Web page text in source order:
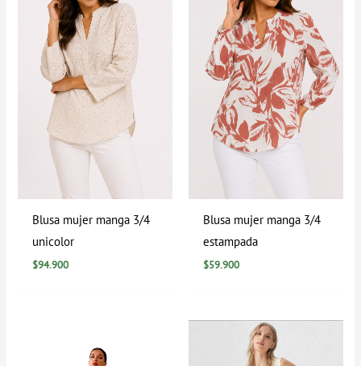
Blusa mujer manga 3/4
unicolor
$94.900
Blusa mujer manga 3/4
estampada
$59.900